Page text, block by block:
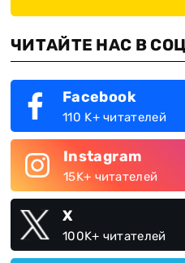
ЧИТАЙТЕ НАС В
Facebook
110 K+ читателей
Instagram
15K+ читателей
X
100K+ читателей